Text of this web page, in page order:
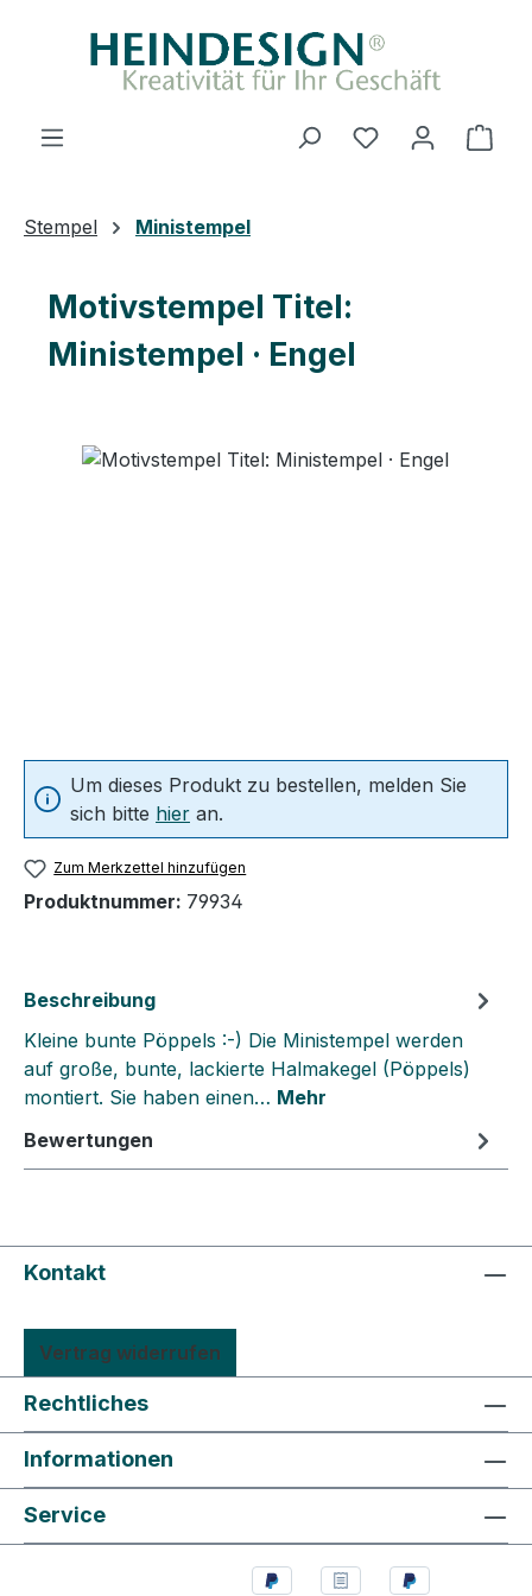
Zum Hauptinhalt springen
Du hast 0
Stempel Ministempel
Motivstempel Titel:
Ministempel · Engel
Um dieses Produkt zu bestellen, melden Sie
sich bitte hier an.
Zum Merkzettel hinzufügen
Produktnummer: 79934
Beschreibung
Kleine bunte Pöppels :-) Die Ministempel werden
auf große, bunte, lackierte Halmakegel (Pöppels)
montiert. Sie haben einen… Mehr
Bewertungen
Kontakt
Vertrag widerrufen
Rechtliches
Informationen
Service